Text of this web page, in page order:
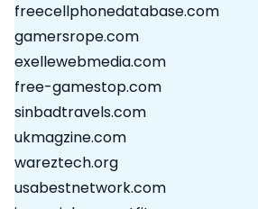
freecellphonedatabase.com
gamersrope.com
exellewebmedia.com
free-gamestop.com
sinbadtravels.com
ukmagzine.com
wareztech.org
usabestnetwork.com